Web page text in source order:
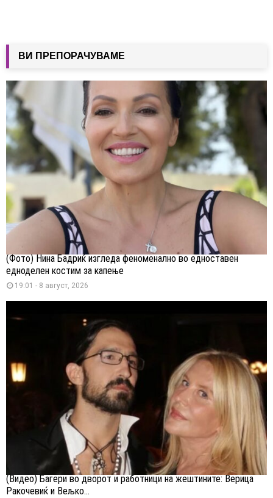
ВИ ПРЕПОРАЧУВАМЕ
(Фото) Нина Бадриќ изгледа феноменално во едноставен
едноделен костим за капење
19:01 - 8 август, 2026
(Видео) Багери во дворот и работници на жештините: Верица
Ракочевиќ и Вељко...